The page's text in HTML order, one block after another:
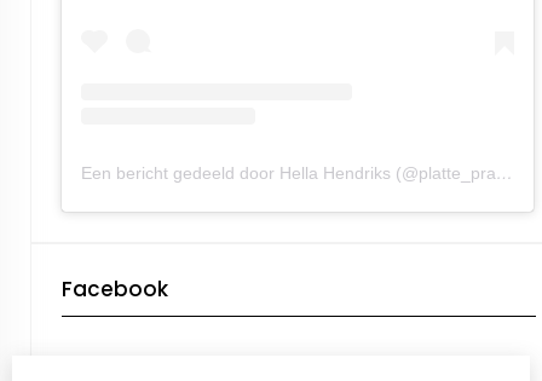
Een bericht gedeeld door Hella Hendriks (@platte_praot)
Facebook